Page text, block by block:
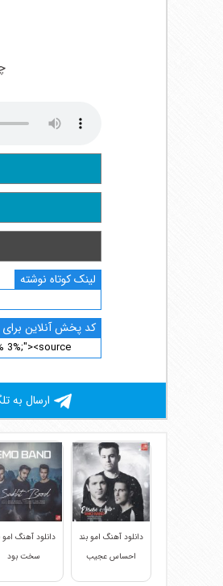
لینک کوتاه نوشته
کد پخش آنلاین
ارسال به
دانلود آهنگ امو بند
احساس عجیب
دانلود آهنگ امو
سخت بود